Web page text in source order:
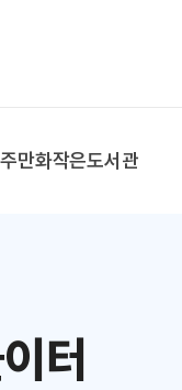
만화작은도서관
터